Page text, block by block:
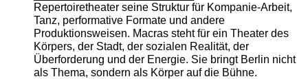
Repertoiretheater seine Struktur für Kompanie-Arbeit,
Tanz, performative Formate und andere
Produktionsweisen. Macras steht für ein Theater des
Körpers, der Stadt, der sozialen Realität, der
Überforderung und der Energie. Sie bringt Berlin nicht
als Thema, sondern als Körper auf die Bühne.